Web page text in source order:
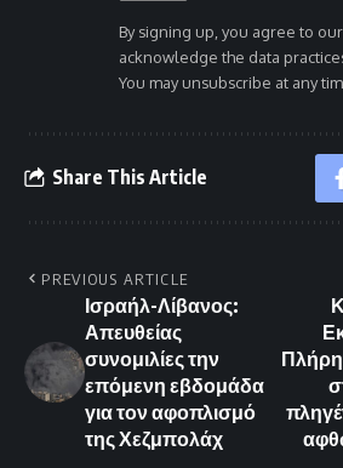
By signing up, you agree to our
acknowledge the data
You may unsubscribe at any
Share This Article
PREVIOUS ARTICLE
Ισραήλ-Λίβανος:
Απευθείας
συνομιλίες την
επόμενη εβδομάδα
για τον αφοπλισμό
της Χεζμπολάχ